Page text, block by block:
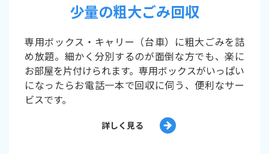
少量の粗大ごみ回収
専用ボックス・キャリー（台車）に粗大ごみを詰
め放題。細かく分別するのが面倒な方でも、楽に
お部屋を片付けられます。専用ボックスがいっぱい
になったらお電話一本で回収に伺う、便利なサー
ビスです。
詳しく見る